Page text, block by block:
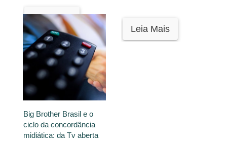
Leia Mais
Leia Mais
Big Brother Brasil e o
ciclo da concordância
midiática: da Tv aberta